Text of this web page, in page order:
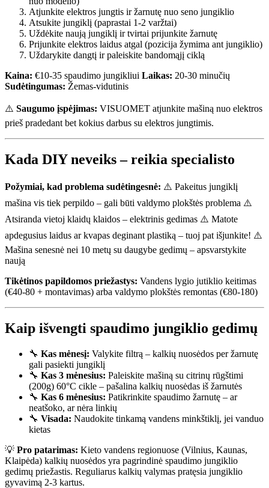
Atjunkite elektros jungtis ir žarnutę nuo seno jungiklio
Atsukite jungiklį (paprastai 1-2 varžtai)
Uždėkite naują jungiklį ir tvirtai prijunkite žarnutę
Prijunkite elektros laidus atgal (pozicija žymima ant jungiklio)
Uždarykite dangtį ir paleiskite bandomąjį ciklą
Kaina: €10-35 spaudimo jungikliui Laikas: 20-30 minučių
Sudėtingumas: Žemas-vidutinis
⚠️ Saugumo įspėjimas: VISUOMET atjunkite mašiną nuo elektros
prieš pradedant bet kokius darbus su elektros jungtimis.
Kada DIY neveiks – reikia specialisto
Požymiai, kad problema sudėtingesnė: ⚠️ Pakeitus jungiklį
mašina vis tiek perpildo – gali būti valdymo plokštės problema ⚠️
Atsiranda vietoj klaidų klaidos – elektrinis gedimas ⚠️ Matote
apdegusius laidus ar kvapas deginant plastiką – tuoj pat išjunkite! ⚠️
Mašina senesnė nei 10 metų su daugybe gedimų – apsvarstykite
naują
Tikėtinos papildomos priežastys: Vandens lygio jutiklio keitimas
(€40-80 + montavimas) arba valdymo plokštės remontas (€80-180)
Kaip išvengti spaudimo jungiklio gedimų
🔧 Kas mėnesį: Valykite filtrą – kalkių nuosėdos per žarnutę
gali pasiekti jungiklį
🔧 Kas 3 mėnesius: Paleiskite mašiną su citrinų rūgštimi
(200g) 60°C cikle – pašalina kalkių nuosėdas iš žarnutės
🔧 Kas 6 mėnesius: Patikrinkite spaudimo žarnutę – ar
neatšoko, ar nėra linkių
🔧 Visada: Naudokite tinkamą vandens minkštiklį, jei vanduo
kietas
💡 Pro patarimas: Kieto vandens regionuose (Vilnius, Kaunas,
Klaipėda) kalkių nuosėdos yra pagrindinė spaudimo jungiklio
gedimų priežastis. Reguliarus kalkių valymas pratęsia jungiklio
gyvavimą 2-3 kartus.